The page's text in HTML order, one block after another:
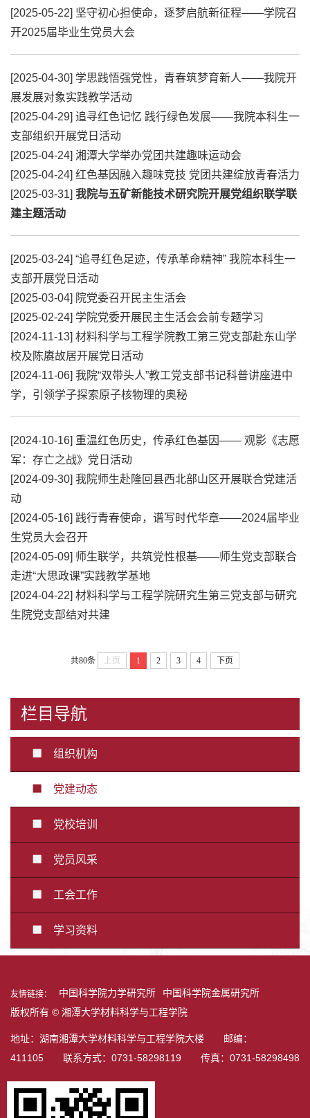
[2025-05-22] 坚守初心担使命，逐梦启航新征程——学院召
开2025届毕业生党员大会
[2025-04-30] 学思践悟强党性，青春筑梦育新人——我院开
展发展对象实践教学活动
[2025-04-29] 追寻红色记忆 践行绿色发展——我院本科生一
支部组织开展党日活动
[2025-04-24] 湘潭大学举办党团共建趣味运动会
[2025-04-24] 红色基因融入趣味竞技 党团共建绽放青春活力
[2025-03-31] 我院与五矿新能技术研究院开展党组织联学联
建主题活动
[2025-03-24] “追寻红色足迹，传承革命精神” 我院本科生一
支部开展党日活动
[2025-03-04] 院党委召开民主生活会
[2025-02-24] 学院党委开展民主生活会会前专题学习
[2024-11-13] 材料科学与工程学院教工第三党支部赴东山学
校及陈赓故居开展党日活动
[2024-11-06] 我院“双带头人”教工党支部书记科普讲座进中
学，引领学子探索原子核物理的奥秘
[2024-10-16] 重温红色历史，传承红色基因—— 观影《志愿
军：存亡之战》党日活动
[2024-09-30] 我院师生赴隆回县西北部山区开展联合党建活
动
[2024-05-16] 践行青春使命，谱写时代华章——2024届毕业
生党员大会召开
[2024-05-09] 师生联学，共筑党性根基——师生党支部联合
走进“大思政课”实践教学基地
[2024-04-22] 材料科学与工程学院研究生第三党支部与研究
生院党支部结对共建
共80条 上页 1 2 3 4 下页
栏目导航
组织机构
党建动态
党校培训
党员风采
工会工作
学习资料
友情链接： 中国科学院力学研究所
中国科学院金属研究所
版权所有 © 湘潭大学材料科学与工程学院
地址：湖南湘潭大学材料科学与工程学院大楼 邮编：
411105 联系方式：0731-58298119 传真：0731-58298498